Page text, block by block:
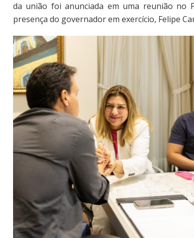
da união foi anunciada em uma reunião no
presença do governador em exercício, Felipe